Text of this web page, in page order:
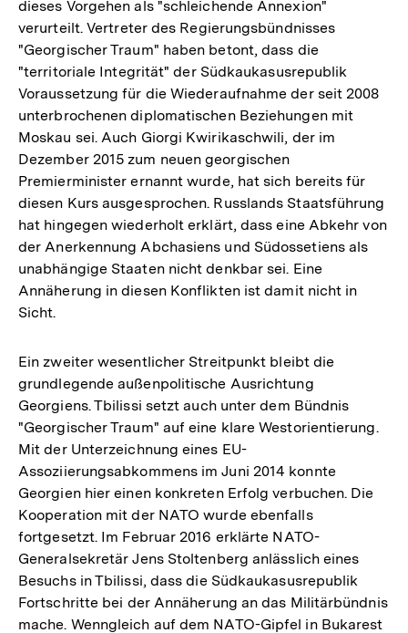
dieses Vorgehen als "schleichende Annexion"
verurteilt. Vertreter des Regierungsbündnisses
"Georgischer Traum" haben betont, dass die
"territoriale Integrität" der Südkaukasusrepublik
Voraussetzung für die Wiederaufnahme der seit 2008
unterbrochenen diplomatischen Beziehungen mit
Moskau sei. Auch Giorgi Kwirikaschwili, der im
Dezember 2015 zum neuen georgischen
Premierminister ernannt wurde, hat sich bereits für
diesen Kurs ausgesprochen. Russlands Staatsführung
hat hingegen wiederholt erklärt, dass eine Abkehr von
der Anerkennung Abchasiens und Südossetiens als
unabhängige Staaten nicht denkbar sei. Eine
Annäherung in diesen Konflikten ist damit nicht in
Sicht.
Ein zweiter wesentlicher Streitpunkt bleibt die
grundlegende außenpolitische Ausrichtung
Georgiens. Tbilissi setzt auch unter dem Bündnis
"Georgischer Traum" auf eine klare Westorientierung.
Mit der Unterzeichnung eines EU-
Assoziierungsabkommens im Juni 2014 konnte
Georgien hier einen konkreten Erfolg verbuchen. Die
Kooperation mit der NATO wurde ebenfalls
fortgesetzt. Im Februar 2016 erklärte NATO-
Generalsekretär Jens Stoltenberg anlässlich eines
Besuchs in Tbilissi, dass die Südkaukasusrepublik
Fortschritte bei der Annäherung an das Militärbündnis
mache. Wenngleich auf dem NATO-Gipfel in Bukarest